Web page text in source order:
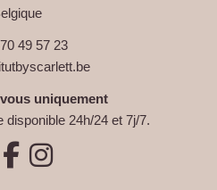
49 57 23
uniquement
disponible 24h/24 et 7j/7.